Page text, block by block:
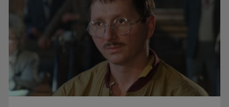
„Spune-mi”, piesa Monicăi Anghel – a patra cea mai votată
în concursul ...